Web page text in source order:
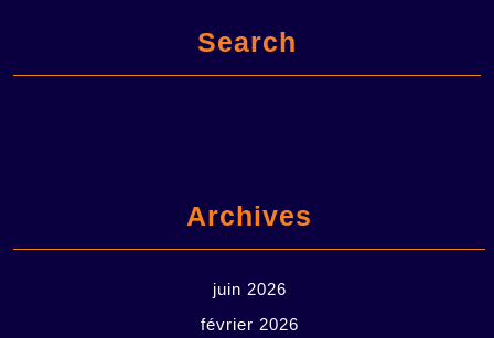
Search
Archives
juin 2026
février 2026